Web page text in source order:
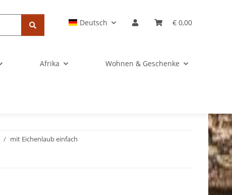
Deutsch € 0,00
Afrika Wohnen & Geschenke
mit Eichenlaub einfach